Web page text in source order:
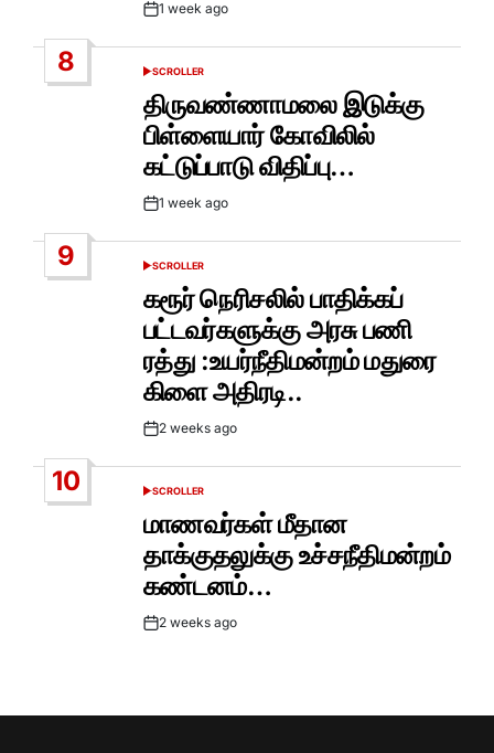
Post1 week ago
8
POSTED
SCROLLER
திருவண்ணாமலை இடுக்கு
பிள்ளையார் கோவிலில்
கட்டுப்பாடு விதிப்பு…
Post1 week ago
9
POSTED
SCROLLER
கரூர் நெரிசலில் பாதிக்கப்
பட்டவர்களுக்கு அரசு பணி
ரத்து :உயர்நீதிமன்றம் மதுரை
கிளை அதிரடி..
Post2 weeks ago
10
POSTED
SCROLLER
மாணவர்கள் மீதான
தாக்குதலுக்கு உச்சநீதிமன்றம்
கண்டனம்…
Post2 weeks ago